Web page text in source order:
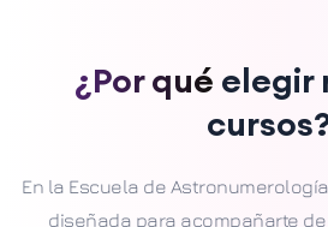
¿Por qué elegir
En la Escuela de
diseñada para acompañarte